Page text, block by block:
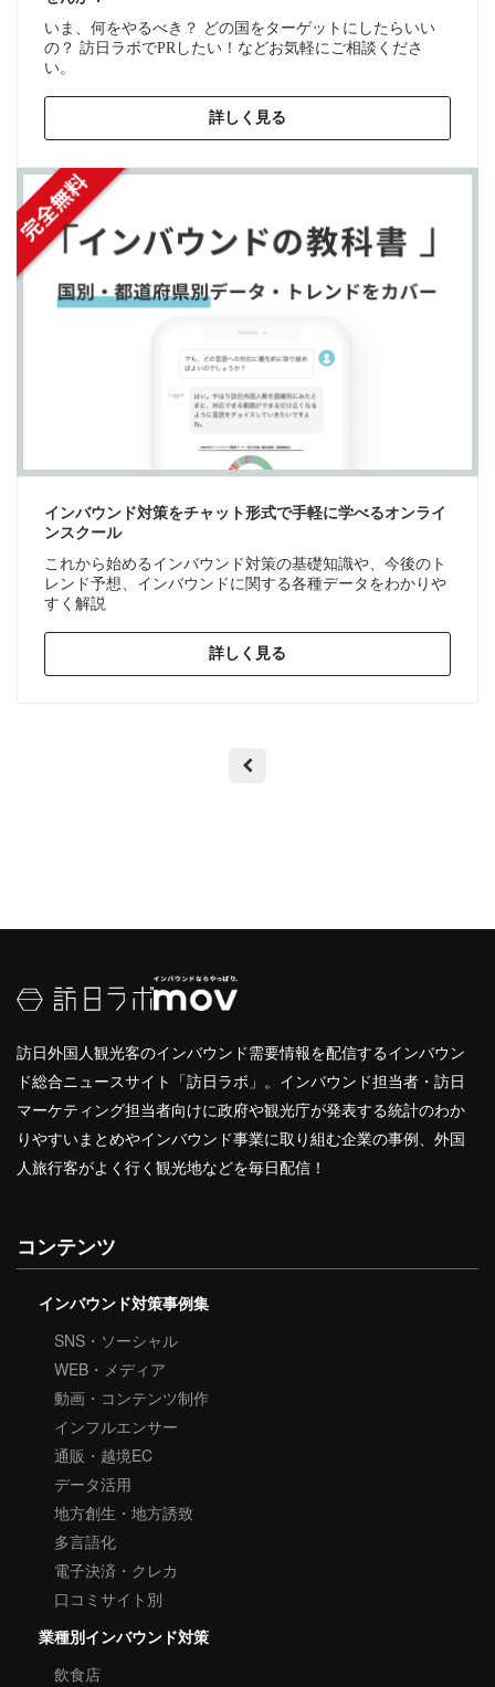
いま、何をやるべき？ どの国をターゲットにしたらいい
の？ 訪日ラボでPRしたい！などお気軽にご相談くださ
い。
詳しく見る
インバウンド対策をチャット形式で手軽に学べるオンライ
ンスクール
これから始めるインバウンド対策の基礎知識や、今後のト
レンド予想、インバウンドに関する各種データをわかりや
すく解説
詳しく見る
訪日外国人観光客のインバウンド需要情報を配信するインバウン
ド総合ニュースサイト「訪日ラボ」。インバウンド担当者・訪日
マーケティング担当者向けに政府や観光庁が発表する統計のわか
りやすいまとめやインバウンド事業に取り組む企業の事例、外国
人旅行客がよく行く観光地などを毎日配信！
コンテンツ
インバウンド対策事例集
SNS・ソーシャル
WEB・メディア
動画・コンテンツ制作
インフルエンサー
通販・越境EC
データ活用
地方創生・地方誘致
多言語化
電子決済・クレカ
口コミサイト別
業種別インバウンド対策
飲食店